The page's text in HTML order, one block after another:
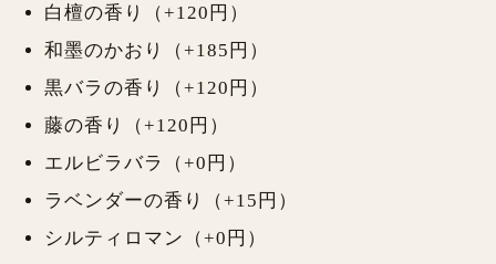
白檀の香り（+120円）
和墨のかおり（+185円）
黒バラの香り（+120円）
藤の香り（+120円）
エルビラバラ（+0円）
ラベンダーの香り（+15円）
シルティロマン（+0円）